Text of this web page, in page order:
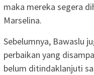
maka mereka segera
Marselina.
Sebelumnya, Bawaslu
perbaikan yang
belum ditindaklanjuti